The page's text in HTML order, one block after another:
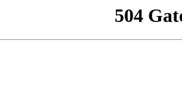
504